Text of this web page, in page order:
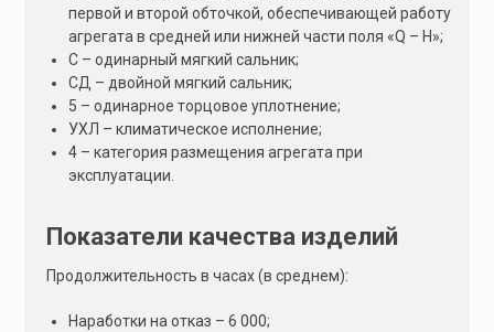
первой и второй обточкой, обеспечивающей работу
агрегата в средней или нижней части поля «Q – Н»;
С – одинарный мягкий сальник;
СД – двойной мягкий сальник;
5 – одинарное торцовое уплотнение;
УХЛ – климатическое исполнение;
4 – категория размещения агрегата при
эксплуатации.
Показатели качества изделий
Продолжительность в часах (в среднем):
Наработки на отказ – 6 000;